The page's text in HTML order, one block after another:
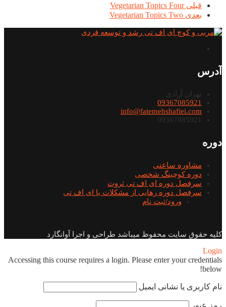
قبلی Vegetarian Topics Four
بعدی Vegetarian Topics Two
آدرس
تهران آزادی
09367085921
info@fatemehshafiei.com
09367085921
دوره
مشاوره ساعتی
دوره کوچینگ شخصی
سرفصل دوره ای اف تی ثروت
سرفصل دوره رهایی از مشکلات با ای اف تی
ورود/ثبت نام
کلیه حقوق سایت محفوظ میباشد طراحی و اجرا آوانگارد
Login
Accessing this course requires a login. Please enter your credentials
below!
نام کاربری یا نشانی ایمیل
رمز عبور